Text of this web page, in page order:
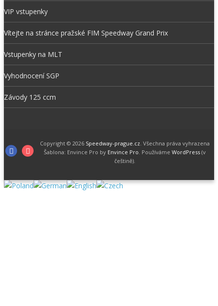
VIP vstupenky
Vítejte na stránce pražské FIM Speedway Grand Prix
Vstupenky na MLT
Vyhodnocení SGP
Závody 125 ccm
FacebookInstagram
Copyright © 2026 Speedway-prague.cz. Všechna práva vyhrazena
Šablona: Envince Pro by Envince Pro. Používáme WordPress(v
češtině).